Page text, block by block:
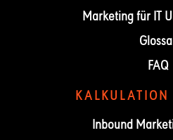
Marketing für IT
FAQ
KALKULATION
Inbound